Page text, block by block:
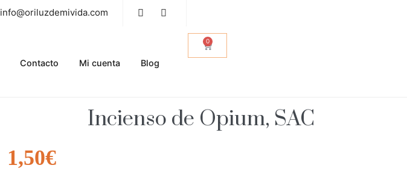
info@oriluzdemivida.com
Contacto Mi cuenta Blog
0
Incienso de Opium, SAC
1,50€